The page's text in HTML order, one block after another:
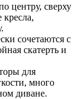
центру, сверху
сочетаются с
скатерть и
для
много
диване.